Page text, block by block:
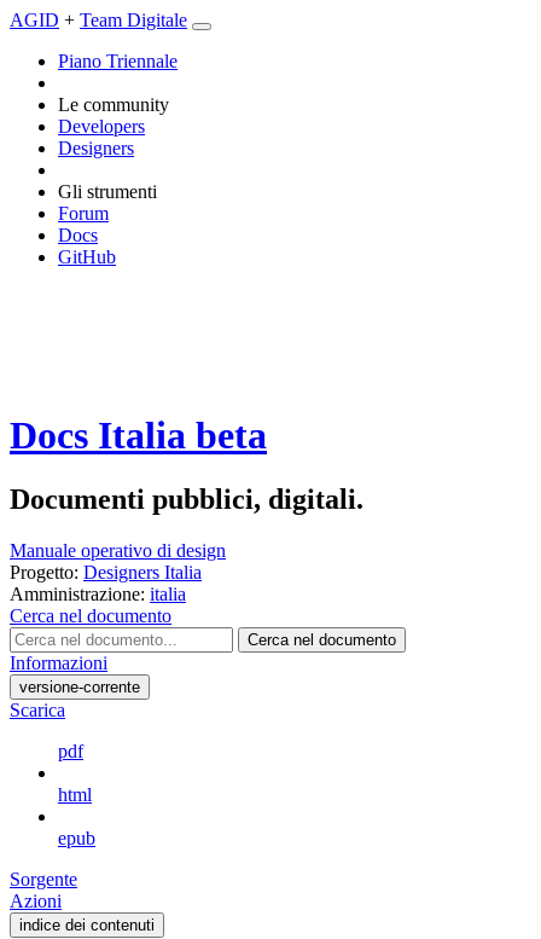
AGID + Team Digitale
Piano Triennale
Le community
Developers
Designers
Gli strumenti
Forum
Docs
GitHub
Docs Italia beta
Documenti pubblici, digitali.
Manuale operativo di design
Progetto: Designers Italia
Amministrazione: italia
Cerca nel documento
Cerca nel documento
Informazioni
versione-corrente
Scarica
pdf
html
epub
Sorgente
Azioni
indice dei contenuti